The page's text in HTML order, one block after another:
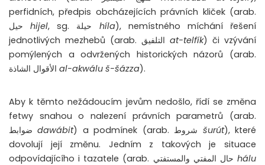
perfidních, předpis obcházejících právních kliček (arab.
حيلhijel híla), nemístného míchání řešení
jednotlivých mezhebů (arab.
at-telfík) či vzývání
pomýlených a odvržených historických názorů (arab.
al-akwálu š-šázza).
Aby k těmto nežádoucím jevům nedošlo, řídí se změna
fetwy snahou o nalezení právních parametrů (arab.
ضوابطdawábit) a podmínek (arab. šurút), které
dovolují její změnu. Jedním z takových je situace
odpovídajícího i tazatele (arab.
حال المفتي والمستفتيhálu